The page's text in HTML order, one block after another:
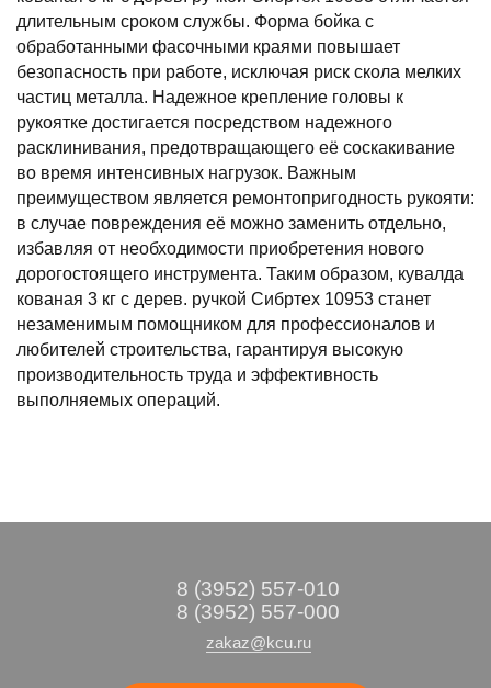
длительным сроком службы. Форма бойка с
обработанными фасочными краями повышает
безопасность при работе, исключая риск скола мелких
частиц металла. Надежное крепление головы к
рукоятке достигается посредством надежного
расклинивания, предотвращающего её соскакивание
во время интенсивных нагрузок. Важным
преимуществом является ремонтопригодность рукояти:
в случае повреждения её можно заменить отдельно,
избавляя от необходимости приобретения нового
дорогостоящего инструмента. Таким образом, кувалда
кованая 3 кг с дерев. ручкой Сибртех 10953 станет
незаменимым помощником для профессионалов и
любителей строительства, гарантируя высокую
производительность труда и эффективность
выполняемых операций.
8 (3952) 557-010
8 (3952) 557-000
zakaz@kcu.ru